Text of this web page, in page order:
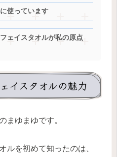
使っています
ェイスタオルが私の原点
イスタオルの魅力
まゆまゆです。
ルを初めて知ったのは、